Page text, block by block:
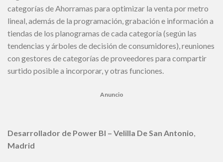
categorías de Ahorramas para optimizar la venta por metro
lineal, además de la programación, grabación e información a
tiendas de los planogramas de cada categoría (según las
tendencias y árboles de decisión de consumidores), reuniones
con gestores de categorías de proveedores para compartir
surtido posible a incorporar, y otras funciones.
Anuncio
Desarrollador de Power BI – Velilla De San Antonio,
Madrid